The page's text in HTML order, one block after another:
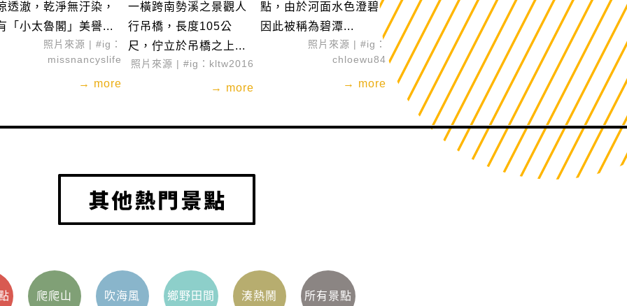
透澈，乾淨無汙染，
「小太魯閣」美譽...
照片來源 | #ig：
missnancyslife
→ more
一橫跨南勢溪之景觀人
行吊橋，長度105公
尺，佇立於吊橋之上...
照片來源 | #ig：kltw2016
→ more
點，由於河面水色澄碧
因此被稱為碧潭...
照片來源 | #ig：
chloewu84
→ more
爬爬山 吹海風 鄉野田間 湊熱鬧 所有景點